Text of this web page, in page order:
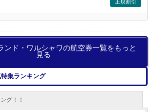
正規割引
ンド・ワルシャワの航空券一覧をもっと
見る
集ランキング
グ！！